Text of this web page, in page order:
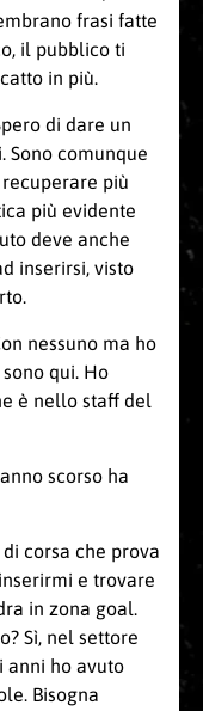
frasi fatte
il pubblico ti
in più.
di dare un
Sono comunque
più
più evidente
deve anche
inserirsi, visto
nessuno ma ho
qui. Ho
è nello staff del
scorso ha
corsa che prova
e trovare
in zona goal.
Sì, nel settore
anni ho avuto
Bisogna